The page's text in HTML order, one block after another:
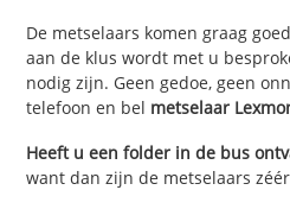
De metselaars komen graag
aan de klus wordt met u
nodig zijn. Geen gedoe, geen
telefoon en bel metselaar
Heeft u een folder in de bus
want dan zijn de metselaars